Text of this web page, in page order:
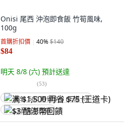
Onisi 尾西 沖泡即食飯 竹筍風味,
100g
首購折扣價 40%$140
$84
明天 8/8 (六) 預計送達
(53)
满 $1,500 再省 $75 (王道卡)
$3 酷澎幣回饋